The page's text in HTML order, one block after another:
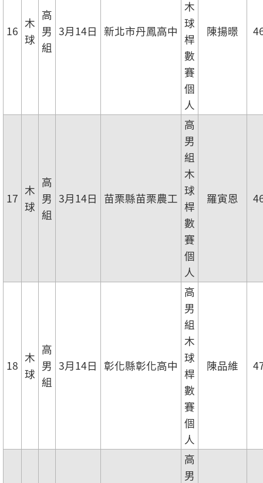
16
木
球
高
男
組
3月14日 新北市丹鳳高中
木
球
桿
數
賽
個
人
陳揚暻
17
木
球
高
男
組
3月14日 苗栗縣苗栗農工
高
男
組
木
球
桿
數
賽
個
人
羅寅恩
18
木
球
高
男
組
3月14日 彰化縣彰化高中
高
男
組
木
球
桿
數
賽
個
人
陳品維
高
男